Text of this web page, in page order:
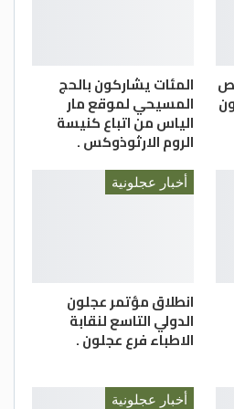
عبّرت عن عمق الارتباط
الأردنية
كلية عجلون الجامعية
المئات يشاركون بالحج
المسيحي لموقع مار
الياس من اتباع كنيسة
الروم الارثوذوكس .
أخبار عجلونية
انطلاق مؤتمر عجلون
الدولي التاسع لنقابة
الاطباء فرع عجلون .
أخبار عجلونية